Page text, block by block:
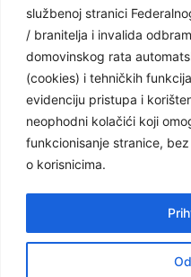
službenoj stranici
/ branitelja i invalida
domovinskog rata
(cookies) i tehničkih
evidenciju pristupa i
neophodni kolačići koji
funkcionisanje stranice,
o korisnicima.
Linkovi
Vlada Federacije Bosne i
Federalno ministarstvo
Federalni zavod za
Federalno ministarstvo za
odbrambeno-